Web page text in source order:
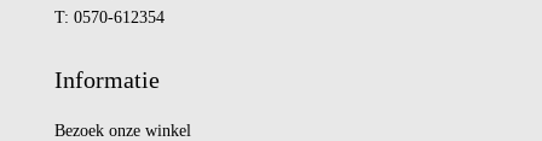
T: 0570-612354
Informatie
Bezoek onze winkel